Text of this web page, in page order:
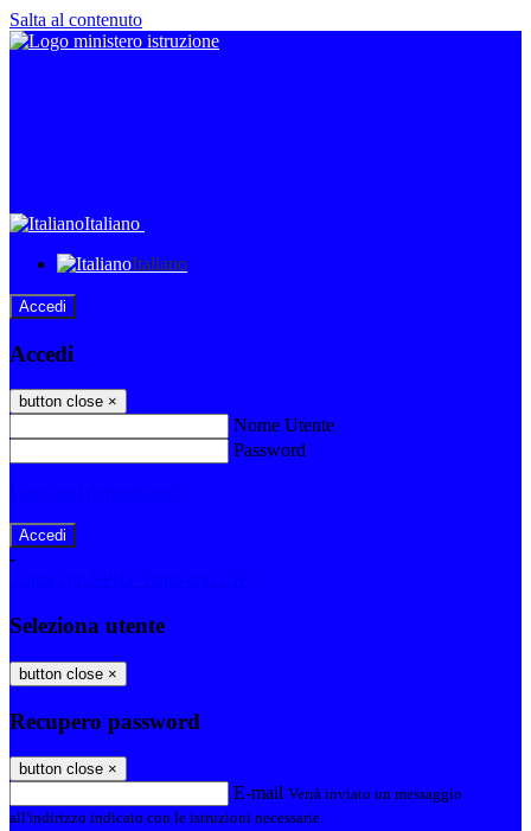
Salta al contenuto
Italiano
Italiano
Accedi
Accedi
button close ×
Nome Utente
Password
-
Seleziona utente
button close ×
Recupero password
button close ×
E-mail Verrà inviato un messaggio
all'indirizzo indicato con le istruzioni necessarie.